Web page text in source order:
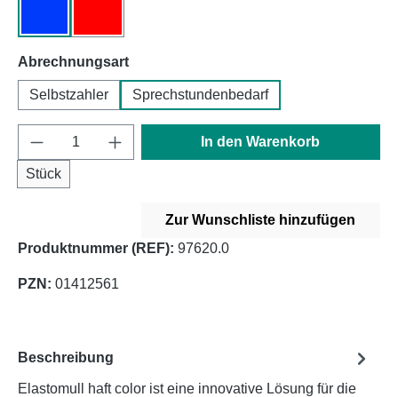
Abrechnungsartauswählen
Selbstzahler Sprechstundenbedarf
Produkt Anzahl: Gib den gewünschten
Stück
In den Warenkorb
Zur Wunschliste hinzufügen
Produktnummer (REF): 97620.0
PZN: 01412561
Beschreibung
Elastomull haft color ist eine innovative Lösung für die